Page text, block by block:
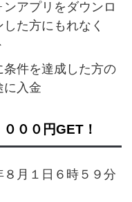
アプリをダウンロ
た方にもれなく
件を達成した方の
に入金
００円GET！
月１日６時５９分